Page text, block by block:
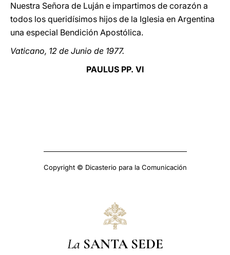
Nuestra Señora de Luján e impartimos de corazón a
todos los queridísimos hijos de la Iglesia en Argentina
una especial Bendición Apostólica.
Vaticano, 12 de Junio de 1977.
PAULUS PP. VI
Copyright © Dicasterio para la Comunicación
La SANTA SEDE